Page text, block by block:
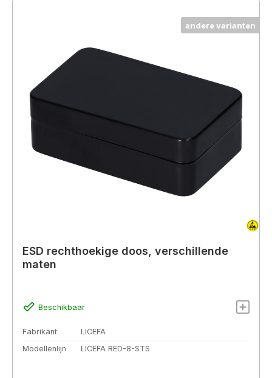
andere varianten
ESD rechthoekige doos, verschillende
maten
Beschikbaar
Fabrikant
LICEFA
Modellenlijn
LICEFA RED-8-STS